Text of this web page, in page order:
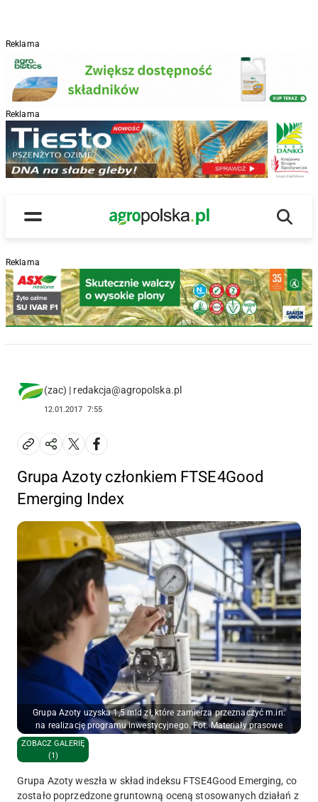
Reklama
Reklama
Menu
Main Logo
Reklama
(zac) | redakcja@agropolska.pl
12.01.2017 7:55
Grupa Azoty członkiem FTSE4Good
Emerging Index
Grupa Azoty uzyska 1,5 mld zł, które zamierza przeznaczyć m.in.
na realizację programu inwestycyjnego. Fot. Materiały prasowe
ZOBACZ GALERIĘ
(1)
Grupa Azoty weszła w skład indeksu FTSE4Good Emerging, co
zostało poprzedzone gruntowną oceną stosowanych działań z